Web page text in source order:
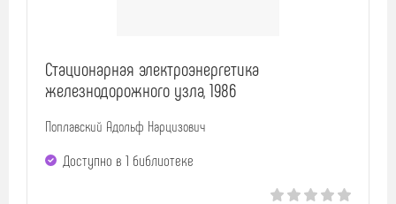
Стационарная электроэнергетика
железнодорожного узла, 1986
Поплавский Адольф Нарцизович
Доступно в 1 библиотекe